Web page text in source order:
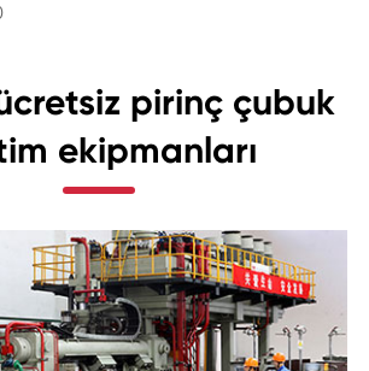
pirinç çubuk
ekipmanları